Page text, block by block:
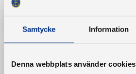
Samtycke Information
Denna webbplats använder cookies
Ladda ner